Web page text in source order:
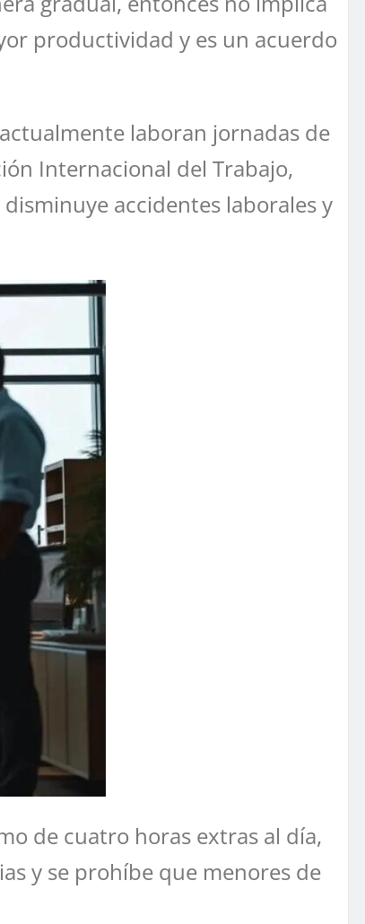
productividad y es un acuerdo
laboran jornadas de
Internacional del Trabajo,
accidentes laborales y
de cuatro horas extras al día,
y se prohíbe que menores de